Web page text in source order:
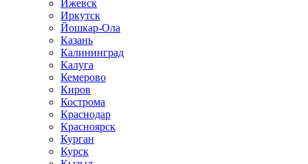
Ижевск
Иркутск
Йошкар-Ола
Казань
Калининград
Калуга
Кемерово
Киров
Кострома
Краснодар
Красноярск
Курган
Курск